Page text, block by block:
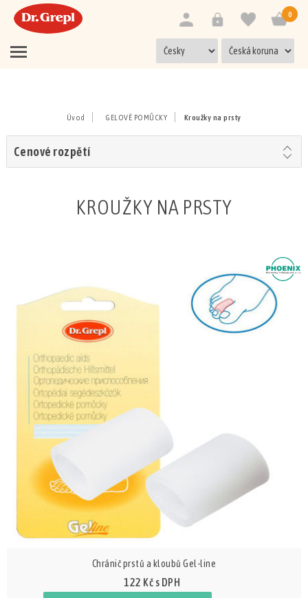
0
Úvod GELOVÉ POMŮCKY Kroužky na prsty
Cenové rozpětí
KROUŽKY NA PRSTY
Chránič prstů a kloubů Gel-line
122 Kč s DPH